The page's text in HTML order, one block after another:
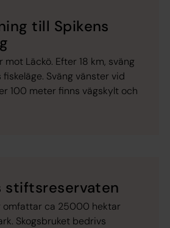
till Spikens
mot Läckö. Efter 18 km, sväng
Sväng vänster vid
100 meter finns vägskylt och
stiftsreservaten
omfattar ca 25000 hektar
Skogsbruket bedrivs